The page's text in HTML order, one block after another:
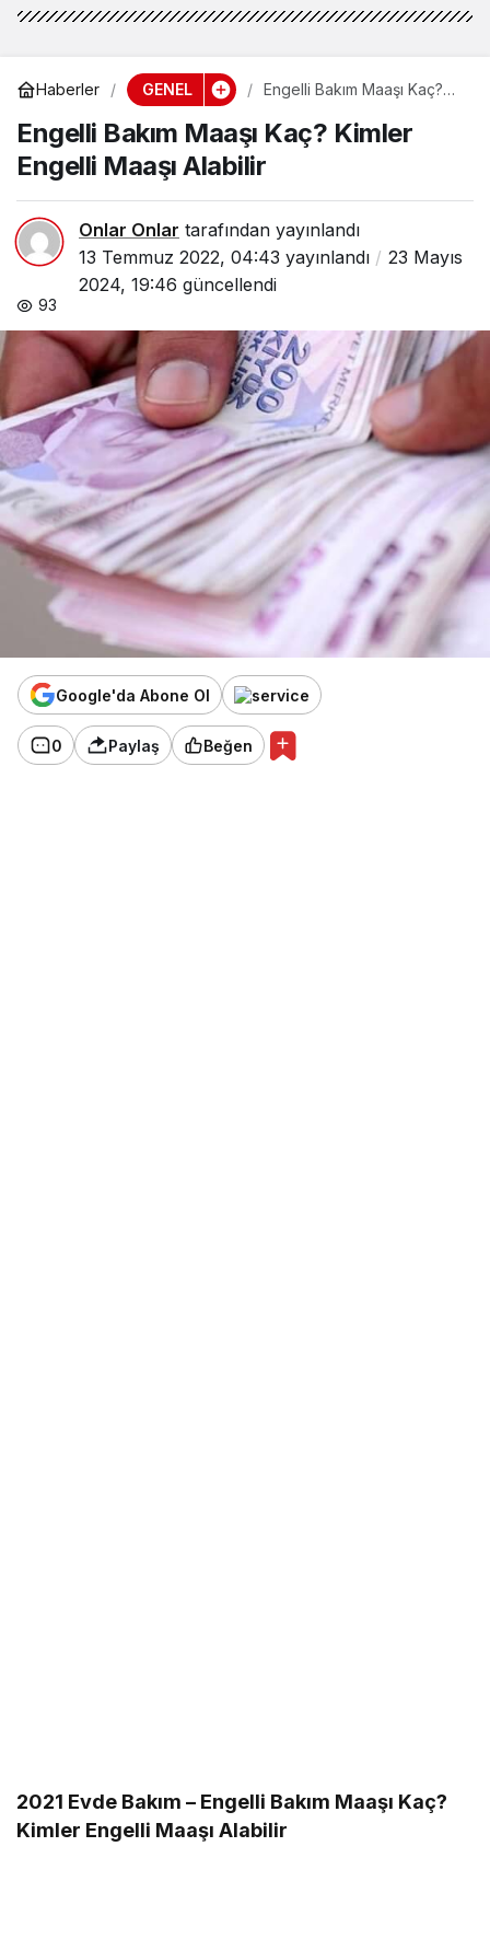
Haberler GENEL
Engelli Bakım Maaşı Kaç?
Engelli Bakım Maaşı Kaç? Kimler
Engelli Maaşı Alabilir
Onlar Onlar tarafından yayınlandı
13 Temmuz 2022, 04:43 yayınlandı
23 Mayıs
2024, 19:46 güncellendi
93
Google'da Abone Ol
0 Paylaş Beğen
2021 Evde Bakım – Engelli Bakım Maaşı Kaç?
Kimler Engelli Maaşı Alabilir